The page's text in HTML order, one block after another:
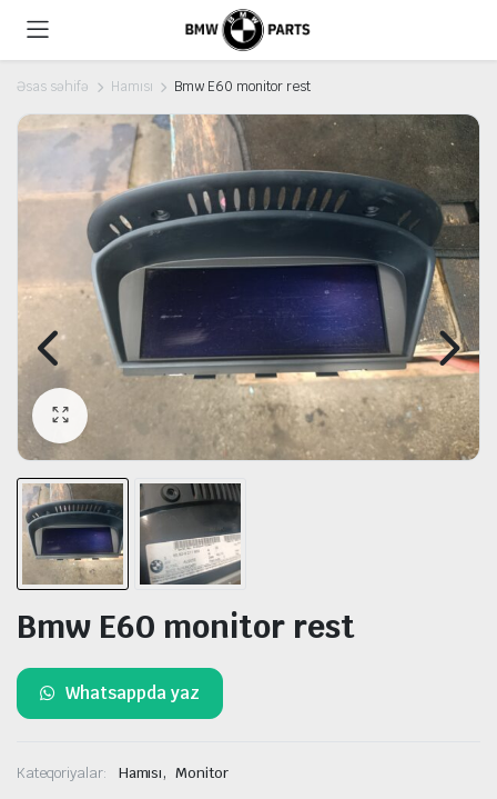
Əsas səhifə Hamısı Bmw E60 monitor rest
Bmw E60 monitor rest
Whatsappda yaz
Kateqoriyalar: Hamısı, Monitor